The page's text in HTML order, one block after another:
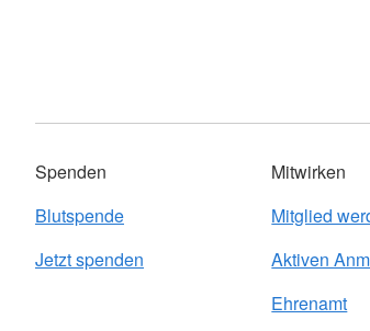
Spenden
Blutspende
Jetzt spenden
Mitwirken
Mitglied
Aktiven
Ehrenamt